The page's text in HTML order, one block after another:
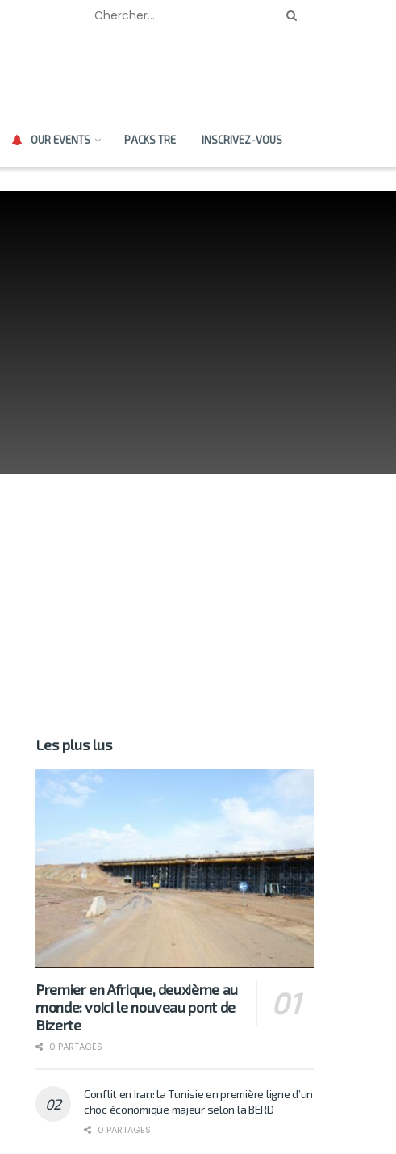
OUR EVENTS PACKS TRE INSCRIVEZ-VOUS
Les plus lus
Premier en Afrique, deuxième au
monde: voici le nouveau pont de
Bizerte
0 PARTAGES
Conflit en Iran: la Tunisie en première ligne d’un
choc économique majeur selon la BERD
0 PARTAGES